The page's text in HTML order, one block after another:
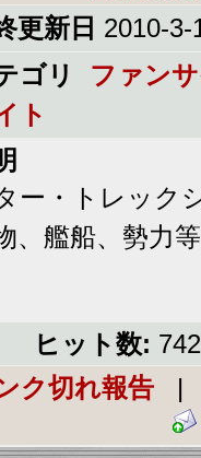
更新日 2010-3-
ゴリ
ファン
ト
ー・トレック
、艦船、勢力
ヒット数:
ク切れ報告